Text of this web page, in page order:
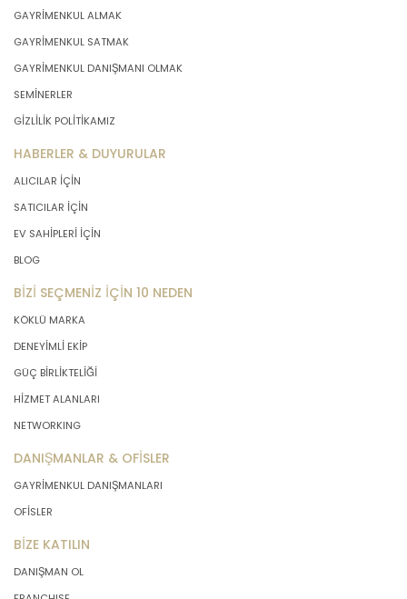
GAYRİMENKUL ALMAK
GAYRİMENKUL SATMAK
GAYRİMENKUL DANIŞMANI OLMAK
SEMİNERLER
GİZLİLİK POLİTİKAMIZ
HABERLER & DUYURULAR
ALICILAR İÇİN
SATICILAR İÇİN
EV SAHİPLERİ İÇİN
BLOG
BİZİ SEÇMENİZ İÇİN 10 NEDEN
KÖKLÜ MARKA
DENEYİMLİ EKİP
GÜÇ BİRLİKTELİĞİ
HİZMET ALANLARI
NETWORKING
DANIŞMANLAR & OFİSLER
GAYRİMENKUL DANIŞMANLARI
OFİSLER
BİZE KATILIN
DANIŞMAN OL